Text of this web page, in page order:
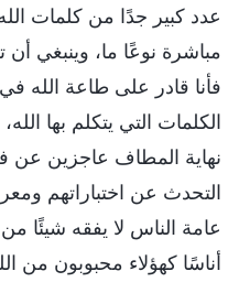
عدد كبير جدًا من كلمات
مباشرة نوعًا ما، وينبغي
فأنا قادر على طاعة الله
الكلمات التي يتكلم بها
نهاية المطاف عاجزين عن
التحدث عن اختباراتهم
عامة الناس لا يفقه شيئًا
أناسًا كهؤلاء محبوبون من